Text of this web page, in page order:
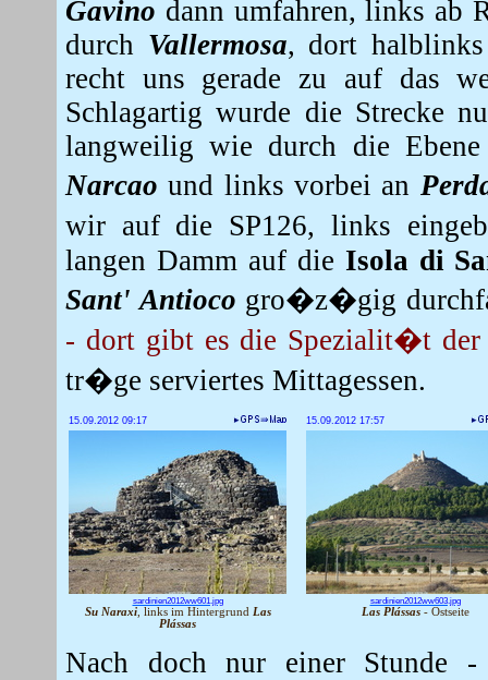
Gavino dann umfahren, links ab
durch Vallermosa, dort
recht uns gerade zu auf das
Schlagartig wurde die Strecke
langweilig wie durch die
Narcao und links vorbei an
wir auf die SP126, links
langen Damm auf die Isola di
Sant' Antioco gro�z�gig
- dort gibt es die Spezialit�t
tr�ge serviertes Mittagessen.
15.09.2012 09:17
sardinien2012ww601.jpg
Su Naraxi, links im Hintergrund Las
Plássas
15.09.2012 17:57
sardinien2012ww603.jpg
Las Plássas- Ostseite
Nach doch nur einer Stunde -